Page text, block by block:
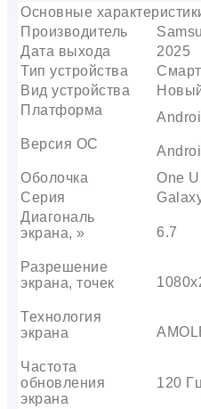
Основные
Производитель
Дата выхода
2025
Тип устройства
Вид устройства
Платформа
Версия ОС
Оболочка
One UI
Серия
Диагональ
экрана, »
6.7
Разрешение
экрана, точек
Технология
экрана
Частота
обновления
экрана
120 Гц